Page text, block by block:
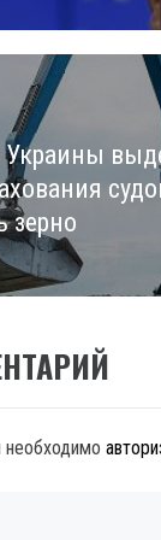
Украины
зерно
необходимо